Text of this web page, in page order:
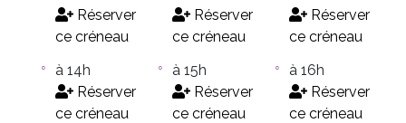
Réserver
ce créneau
Réserver
ce créneau
Réserver
ce créneau
à 14h
Réserver
ce créneau
à 15h
Réserver
ce créneau
à 16h
Réserver
ce créneau